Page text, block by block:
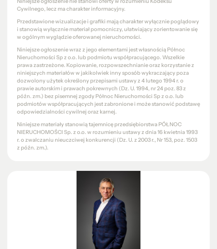
Cywilnego, lecz ma charakter informacyjny.
Przedstawione wizualizacje i grafiki mają charakter wyłącznie poglądowy
i stanowią wyłącznie materiał pomocniczy, ułatwiający zorientowanie się
w ogólnym wyglądzie oferowanej nieruchomości.
Niniejsze ogłoszenie wraz z jego elementami jest własnością Północ
Nieruchomości Sp z o.o. lub podmiotu współpracującego. Wszelkie
prawa zastrzeżone. Kopiowanie, rozpowszechnianie oraz korzystanie z
niniejszych materiałów w jakikolwiek inny sposób wykraczający poza
dozwolony użytek określony przepisami ustawy z 4 lutego 1994 r. o
prawie autorskim i prawach pokrewnych (Dz. U. 1994, nr 24 poz. 83 z
późn. zm.) bez pisemnej zgody Północ Nieruchomości Sp z o.o. lub
podmiotów współpracujących jest zabronione i może stanowić podstawę
odpowiedzialności cywilnej oraz karnej.
Niniejsze materiały stanowią tajemnicę przedsiębiorstwa PÓŁNOC
NIERUCHOMOŚCI Sp. z o.o. w rozumieniu ustawy z dnia 16 kwietnia 1993
r. o zwalczaniu nieuczciwej konkurencji (Dz. U. z 2003 r., Nr 153, poz. 1503
z późn. zm.).